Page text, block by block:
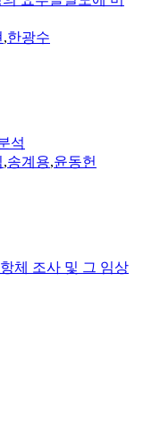
,한광수
석
,송계용,윤동헌
체 조사 및 그 임상